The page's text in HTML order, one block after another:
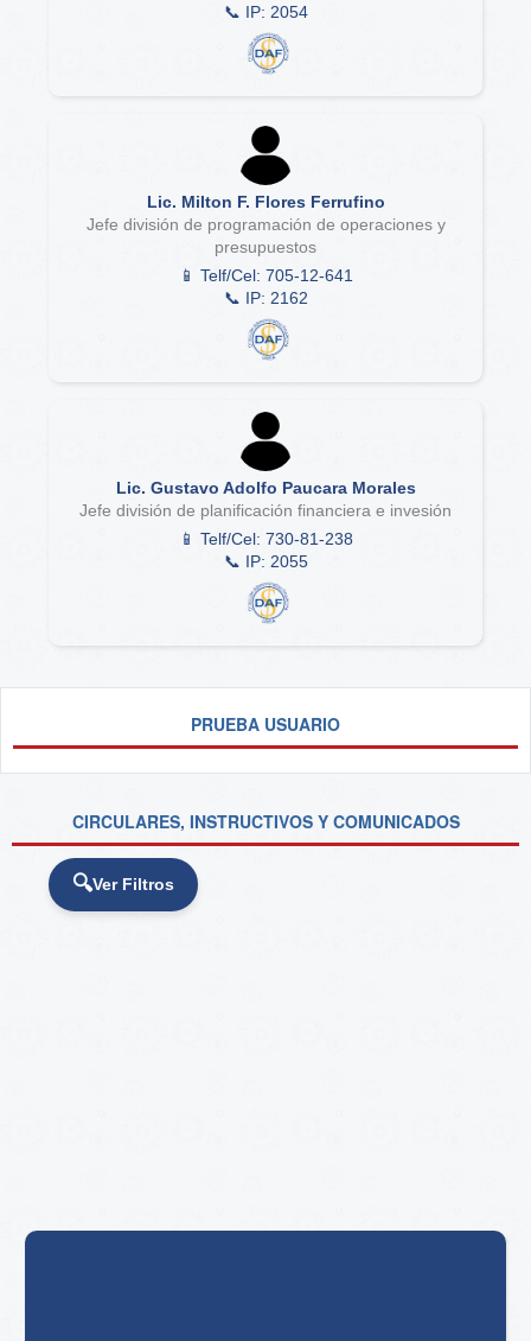
📞 IP: 2054
Lic. Milton F. Flores Ferrufino
Jefe división de programación de operaciones y
presupuestos
📱 Telf/Cel: 705-12-641
📞 IP: 2162
Lic. Gustavo Adolfo Paucara Morales
Jefe división de planificación financiera e invesión
📱 Telf/Cel: 730-81-238
📞 IP: 2055
PRUEBA USUARIO
CIRCULARES, INSTRUCTIVOS Y COMUNICADOS
Ver Filtros